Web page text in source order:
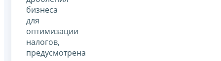
бизнеса
для
оптимизации
налогов,
предусмотрена